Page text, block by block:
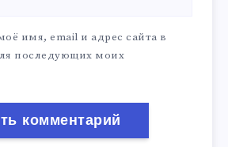
имя, email и адрес сайта в
последующих моих